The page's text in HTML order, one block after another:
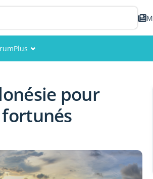
Plus
Membres
Photos
pour